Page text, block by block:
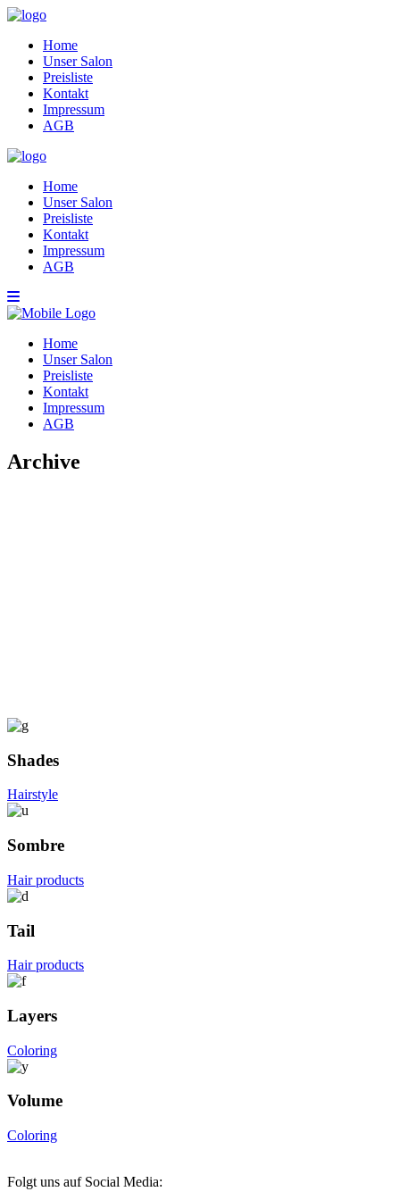
Home
Unser Salon
Preisliste
Kontakt
Impressum
AGB
Home
Unser Salon
Preisliste
Kontakt
Impressum
AGB
Home
Unser Salon
Preisliste
Kontakt
Impressum
AGB
Archive
Shades
Hairstyle
Sombre
Hair products
Tail
Hair products
Layers
Coloring
Volume
Coloring
Folgt uns auf Social Media: